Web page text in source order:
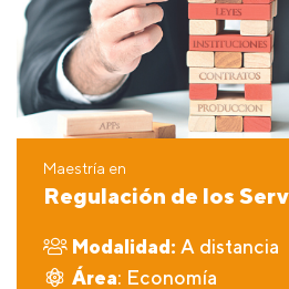
Maestría en
Regulación de los
Modalidad: A distancia
Área: Economía